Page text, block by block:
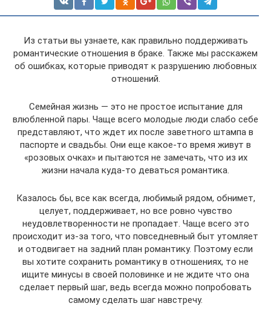
Из статьи вы узнаете, как правильно поддерживать
романтические отношения в браке. Также мы расскажем
об ошибках, которые приводят к разрушению любовных
отношений.
Семейная жизнь — это не простое испытание для
влюбленной пары. Чаще всего молодые люди слабо себе
представляют, что ждет их после заветного штампа в
паспорте и свадьбы. Они еще какое-то время живут в
«розовых очках» и пытаются не замечать, что из их
жизни начала куда-то деваться романтика.
Казалось бы, все как всегда, любимый рядом, обнимет,
целует, поддерживает, но все ровно чувство
неудовлетворенности не пропадает. Чаще всего это
происходит из-за того, что повседневный быт утомляет
и отодвигает на задний план романтику. Поэтому если
вы хотите сохранить романтику в отношениях, то не
ищите минусы в своей половинке и не ждите что она
сделает первый шаг, ведь всегда можно попробовать
самому сделать шаг навстречу.